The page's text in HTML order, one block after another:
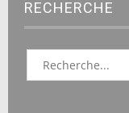
RECHERCHE